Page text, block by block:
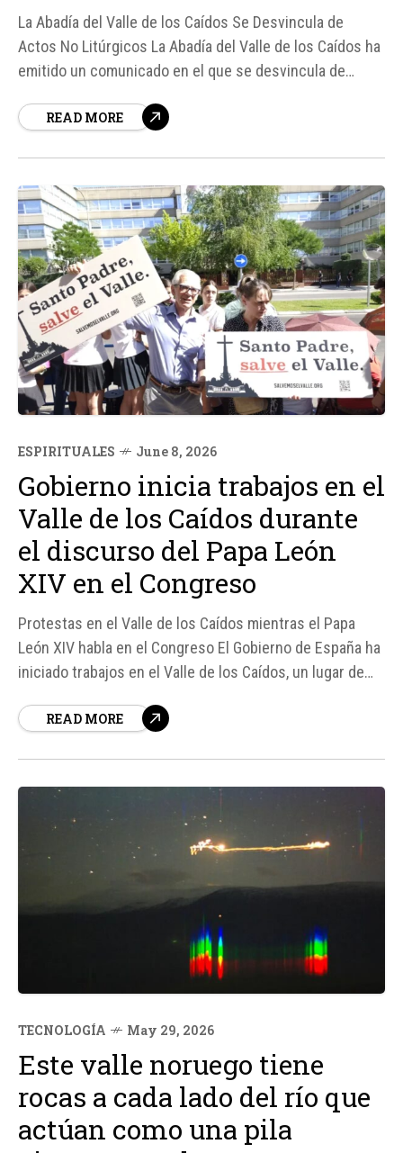
La Abadía del Valle de los Caídos Se Desvincula de
Actos No Litúrgicos La Abadía del Valle de los Caídos ha
emitido un comunicado en el que se desvincula de
lugar, especialmente ante la convocatoria de una
READ MORE
ESPIRITUALES June 8, 2026
Gobierno inicia trabajos en el
Valle de los Caídos durante
el discurso del Papa León
XIV en el Congreso
Protestas en el Valle de los Caídos mientras el Papa
León XIV habla en el Congreso El Gobierno de España ha
iniciado trabajos en el Valle de los Caídos, un lugar de
León XIV pronunciaba un discurso histórico en el
READ MORE
TECNOLOGÍA May 29, 2026
Este valle noruego tiene
rocas a cada lado del río que
actúan como una pila